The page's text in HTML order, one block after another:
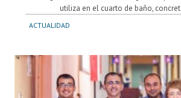
utiliza en el cuarto de baño,
ACTUALIDAD